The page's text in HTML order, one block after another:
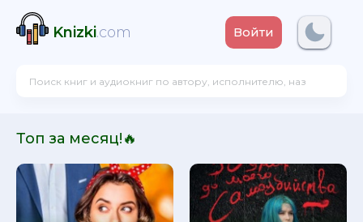
Knizki.com Войти
Топ за месяц!🔥